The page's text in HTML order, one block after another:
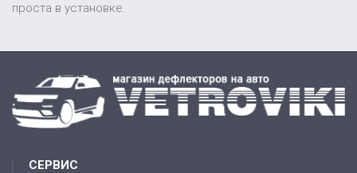
проста в установке.
СЕРВИС